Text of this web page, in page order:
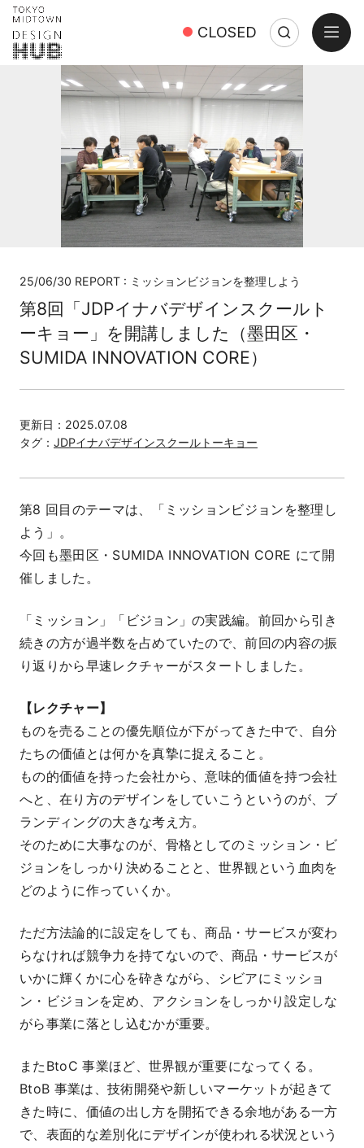
CLOSED SearchSearch:
Close
open
25/06/30 REPORT : ミッションビジョンを整理しよう
第8回「JDPイナバデザインスクールト
ーキョー」を開講しました（墨田区・
SUMIDA INNOVATION CORE）
更新日： 2025.07.08
タグ： JDPイナバデザインスクールトーキョー
第8 回目のテーマは、「ミッションビジョンを整理し
よう」。
今回も墨田区・SUMIDA INNOVATION CORE にて開
催しました。
「ミッション」「ビジョン」の実践編。前回から引き
続きの方が過半数を占めていたので、前回の内容の振
り返りから早速レクチャーがスタートしました。
【レクチャー】
ものを売ることの優先順位が下がってきた中で、自分
たちの価値とは何かを真摯に捉えること。
もの的価値を持った会社から、意味的価値を持つ会社
へと、在り方のデザインをしていこうというのが、ブ
ランディングの大きな考え方。
そのために大事なのが、骨格としてのミッション・ビ
ジョンをしっかり決めることと、世界観という血肉を
どのように作っていくか。
ただ方法論的に設定をしても、商品・サービスが変わ
らなければ競争力を持てないので、商品・サービスが
いかに輝くかに心を砕きながら、シビアにミッショ
ン・ビジョンを定め、アクションをしっかり設定しな
がら事業に落とし込むかが重要。
またBtoC 事業ほど、世界観が重要になってくる。
BtoB 事業は、技術開発や新しいマーケットが起きて
きた時に、価値の出し方を開拓できる余地がある一方
で、表面的な差別化にデザインが使われる状況という